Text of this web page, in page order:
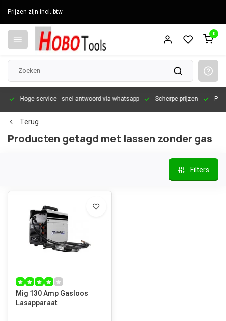
Prijzen zijn incl. btw
0
Hoge service- snel antwoord via whatsapp Scherpe prijzen
Terug
Producten getagd met lassen zonder gas
Filters
Mig 130 Amp Gasloos
Lasapparaat